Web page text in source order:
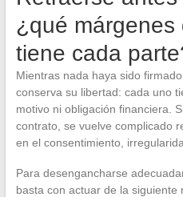
¿qué márgenes
tiene cada
Mientras nada haya sido
conserva su libertad: cada uno
motivo ni obligación financiera.
contrato, se vuelve complicado
en el consentimiento,
Para desengancharse
basta con actuar de la siguiente